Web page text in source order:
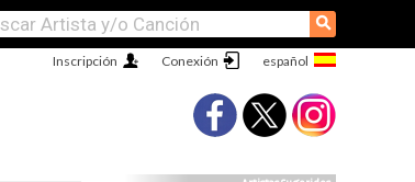
⚲
Conexión
Inscripción